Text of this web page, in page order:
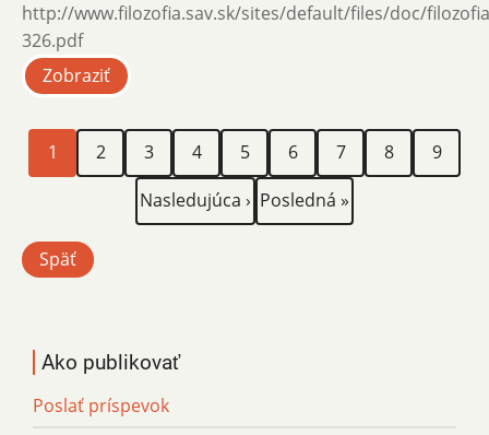
http://www.filozofia.sav.sk/sites/default/files/doc/
326.pdf
Zobraziť
Stránkovanie
Aktuálna
stránka
1 Page
2 Page
3 Page
4 Page
5 Page
6 Page
7 Page
8 Page
9
Ďalšia
strana
Nasledujúca › Posledná
strana
Posledná »
Späť
Ako publikovať
Poslať príspevok